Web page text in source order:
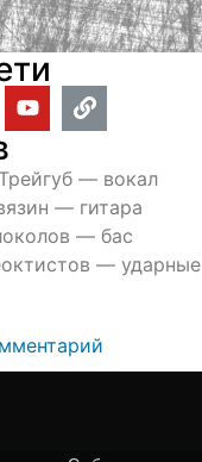
— вокал
— гитара
— бас
— ударные